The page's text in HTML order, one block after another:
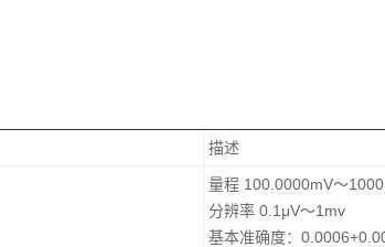
描述
量程 100.0000mV～
分辨率 0.1μV～1mv
基本准确度：